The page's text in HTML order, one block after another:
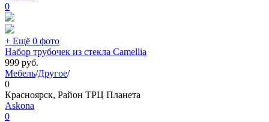
0
+ Ещё 0 фото
Набор трубочек из стекла Camellia
999 руб.
Мебель/Другое/
0
Красноярск, Район ТРЦ Планета
Askona
0